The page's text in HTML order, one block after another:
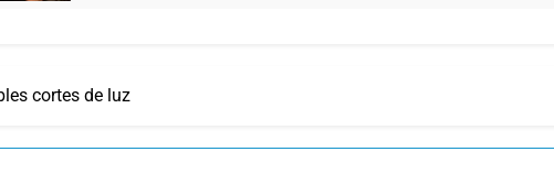
cortes de luz